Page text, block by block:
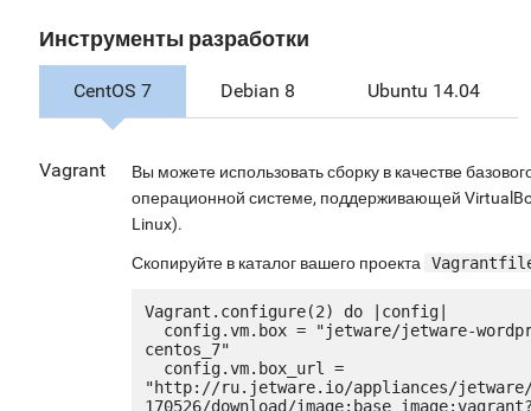
Инструменты разработки
CentOS 7 Debian 8 Ubuntu 14.04
Vagrant
Вы можете использовать сборку в качестве
операционной системе, поддерживающей
Linux).
Скопируйте в каталог вашего проекта
Vagrant.configure(2) do |config|
centos_7"
"http://ru.jetware.io/appliances/jetware/
170526/download/